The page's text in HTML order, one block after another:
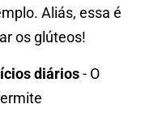
Aliás, essa é
os glúteos!
diários- O